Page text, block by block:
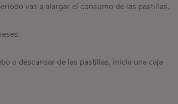
vas a alargar el consumo de las pastillas.
o descansar de las pastillas, inicia una caja